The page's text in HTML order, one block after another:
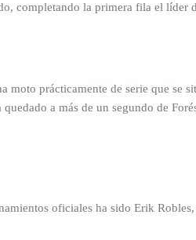
completando la primera fila el líder
prácticamente de serie que se
a más de un segundo de
oficiales ha sido Erik